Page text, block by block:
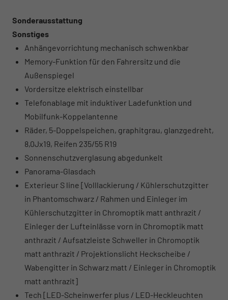
Sonderausstattung
Sonstiges
Anhängevorrichtung mechanisch schwenkbar
Memory-Funktion für den Fahrersitz und die
Außenspiegel
Vordersitze elektrisch einstellbar
Telefonablage mit induktiver Ladefunktion und
Mobilfunk-Koppelantenne
Räder, 5-Doppelspeichen, graphitgrau, glanzgedreht,
8,0Jx19, Reifen 235/55 R19
Sonnenschutzverglasung abgedunkelt
Panorama-Glasdach
Exterieur S line [Volllackierung / Kühlerschutzgitter
in Phantomschwarz / Rahmen und Einleger im
Kühlerschutzgitter in Chromoptik matt anthrazit /
Einleger der Lufteinlässe vorn in Chromoptik matt
anthrazit / Aufsatzleiste Schweller in Chromoptik
matt anthrazit / Projektionslicht Heckscheibe /
Wabengitter in Schwarz matt / Einleger in Chromoptik
matt anthrazit]
Tech [LED-Scheinwerfer plus / LED-Heckleuchten